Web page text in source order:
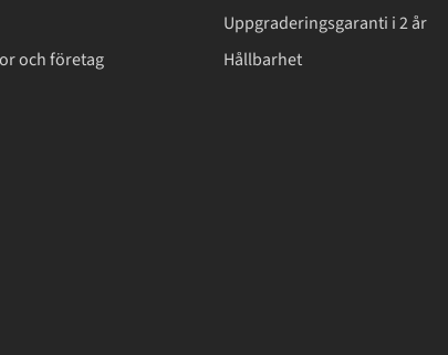
och företag
Uppgraderingsgaranti i 2 år
Hållbarhet